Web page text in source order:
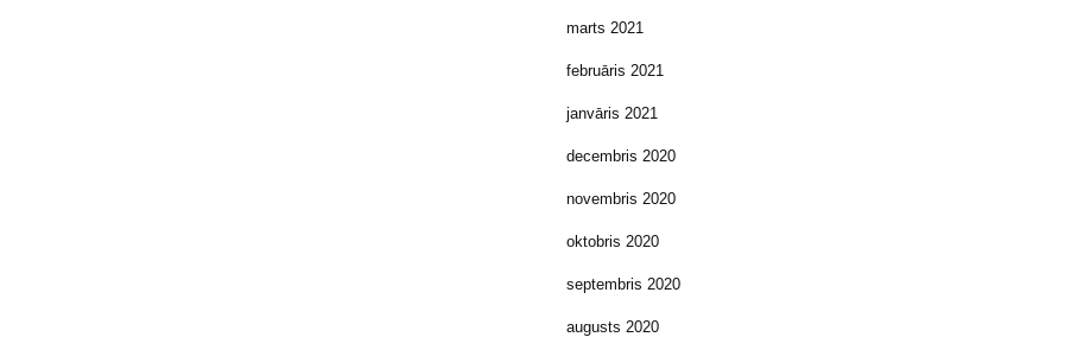
marts 2021
februāris 2021
janvāris 2021
decembris 2020
novembris 2020
oktobris 2020
septembris 2020
augusts 2020